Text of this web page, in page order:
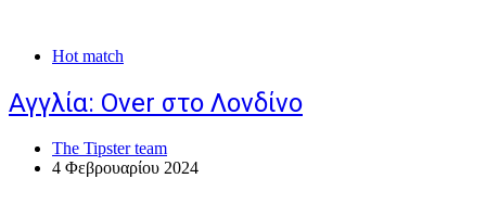
Hot match
Αγγλία: Over στο Λονδίνο
The Tipster team
4 Φεβρουαρίου 2024